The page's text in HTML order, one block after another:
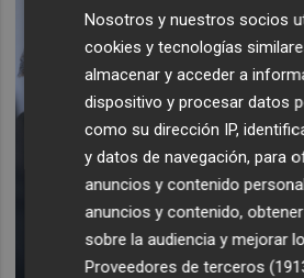
Nosotros y nuestros socios
cookies y tecnologías
almacenar y acceder a
dispositivo y procesar datos
como su dirección IP,
y datos de navegación, para
anuncios y contenido
anuncios y contenido,
sobre la audiencia y mejorar
Proveedores de terceros